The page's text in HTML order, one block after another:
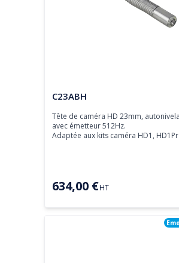
Tête de caméra
C23ABH
Tête de caméra HD 23mm,
avec émetteur 512Hz.
Adaptée aux kits caméra HD1,
634,00 €HT